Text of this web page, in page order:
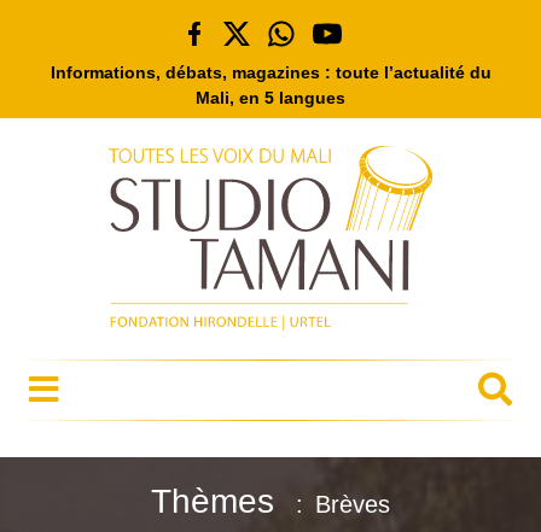
Informations, débats, magazines : toute l’actualité du
Mali, en 5 langues
Thèmes Brèves